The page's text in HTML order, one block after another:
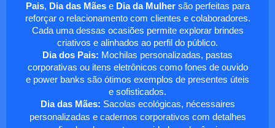
Pais, Dia das Mãese Dia da Mulhersão perfeitas para
reforçar o relacionamento com clientes e colaboradores.
Cada uma dessas ocasiões permite explorar brindes
criativos e alinhados ao perfil do público.
Dia dos Pais: Mochilas personalizadas, pastas
corporativas ou itens eletrônicos como fones de ouvido
e power banks são ótimos exemplos de presentes úteis
e sofisticados.
Dia das Mães: Sacolas ecológicas, nécessaires
personalizadas e cadernos corporativos com detalhes